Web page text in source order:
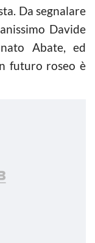
Da segnalare
Davide
Abate, ed
futuro roseo è